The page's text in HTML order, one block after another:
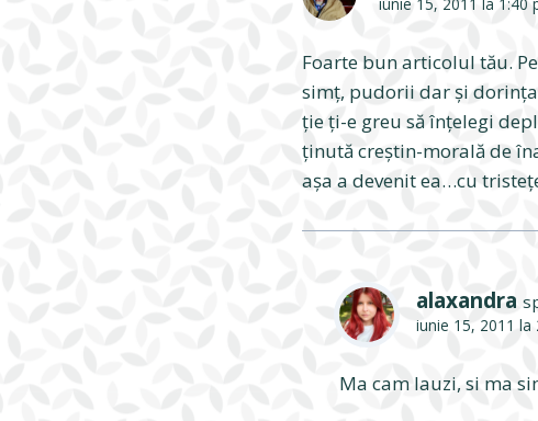
Foarte bun articolul tău.
simţ, pudorii dar şi dorinţa
ţie ţi-e greu să înţelegi
ţinută creştin-morală de
aşa a devenit ea…cu
alaxandra
iunie 15, 2011 la
Ma cam lauzi, si ma